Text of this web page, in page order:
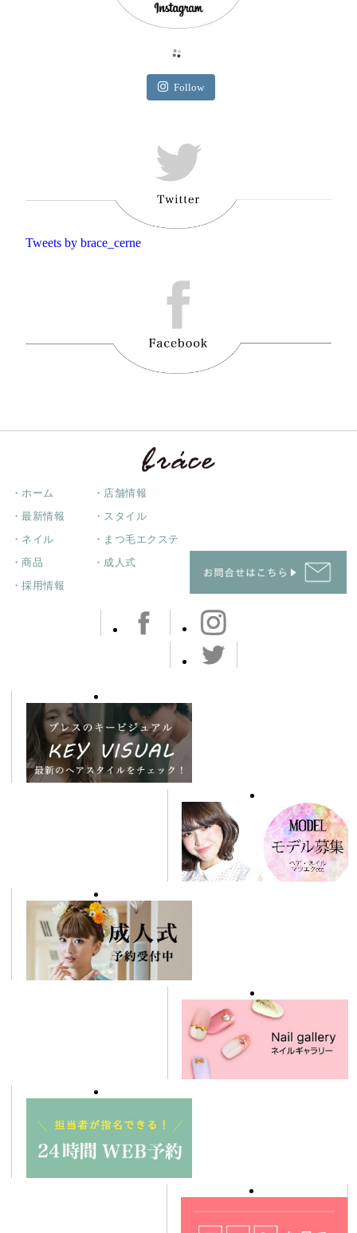
Follow
Tweets by brace_cerne
・ホーム ・店舗情報
・最新情報 ・スタイル
・ネイル ・まつ毛エクステ
・商品 ・成人式
・採用情報